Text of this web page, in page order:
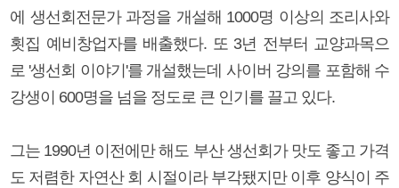
에 생선회전문가 과정을 개설해 1000명 이상의 조리사와
횟집 예비창업자를 배출했다. 또 3년 전부터 교양과목으
로 '생선회 이야기'를 개설했는데 사이버 강의를 포함해 수
강생이 600명을 넘을 정도로 큰 인기를 끌고 있다.
그는 1990년 이전에만 해도 부산 생선회가 맛도 좋고 가격
도 저렴한 자연산 회 시절이라 부각됐지만 이후 양식이 주